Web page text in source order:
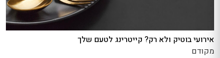
אירועי בוטיק ולא רק? קייטרינג לטעם שלך
מקודם